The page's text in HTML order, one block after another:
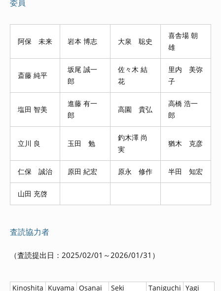
委員
阿保 未来 岩本 博志 大泉 聡史
喜舎場 朝
雄
斎藤 純平
坂尾 誠一
郎
佐々木 結
花
里内 美弥
子
塩田 智美
進藤 有一
郎
高園 貴弘
高橋 浩一
郎
立川 良 玉田 勉
釣木澤 尚
実
猶木 克彦
仁保 誠治 原田 紀宏 原永 修作 半田 知宏
山田 充啓
査読協力者
（査読提出日：2025/02/01～2026/01/31）
Kinoshita
Kuyama Osanai
Seki
Taniguchi Yagi